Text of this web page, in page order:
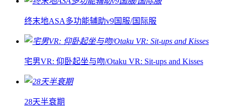
终末地ASA多功能辅助v9国服/国际服
宅男VR: 仰卧起坐与吻/Otaku VR: Sit-ups and Kisses
28天半衰期